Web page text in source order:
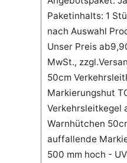
Paketinhalts: 1
nach Auswahl
Unser Preis
MwSt.,
50cm
Markierungshut
Verkehrsleitkegel
Warnhütchen
auffallende
500 mm hoch -